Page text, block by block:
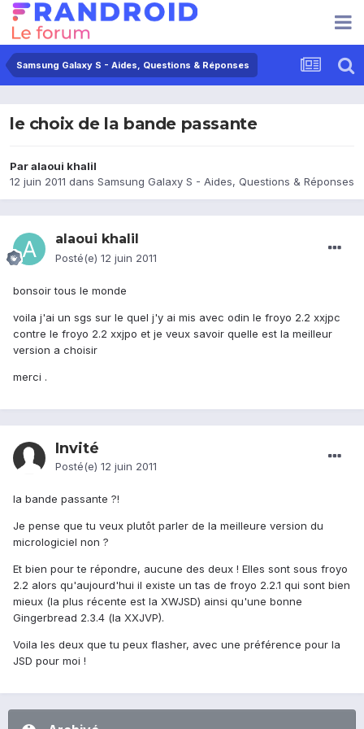
Samsung Galaxy S - Aides, Questions & Réponses
le choix de la bande passante
Paralaoui khalil
12 juin 2011 dans Samsung Galaxy S - Aides, Questions & Réponses
alaoui khalil
Posté(e) 12 juin 2011
bonsoir tous le monde
voila j'ai un sgs sur le quel j'y ai mis avec odin le froyo 2.2 xxjpc
contre le froyo 2.2 xxjpo et je veux savoir quelle est la meilleur
version a choisir
merci .
Invité
Posté(e) 12 juin 2011
la bande passante ?!
Je pense que tu veux plutôt parler de la meilleure version du
micrologiciel non ?
Et bien pour te répondre, aucune des deux ! Elles sont sous froyo
2.2 alors qu'aujourd'hui il existe un tas de froyo 2.2.1 qui sont bien
mieux (la plus récente est la XWJSD) ainsi qu'une bonne
Gingerbread 2.3.4 (la XXJVP).
Voila les deux que tu peux flasher, avec une préférence pour la
JSD pour moi !